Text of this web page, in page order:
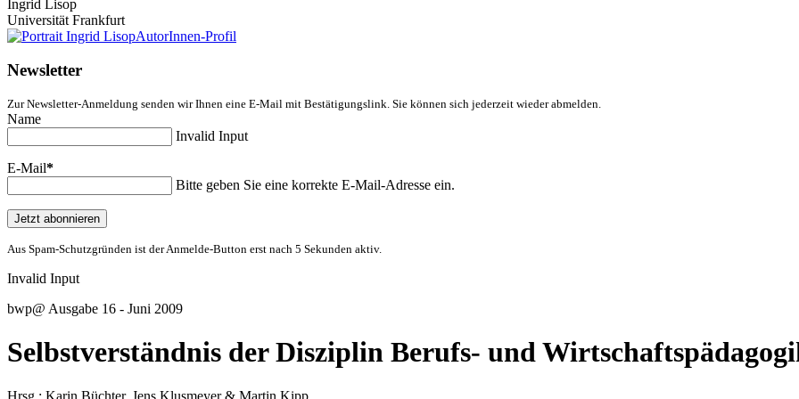
Ingrid Lisop
Universität Frankfurt
AutorInnen-Profil
Newsletter
Zur Newsletter-Anmeldung senden wir Ihnen eine E-Mail mit Bestätigungslink. Sie können sich jederzeit wieder abmelden.
Name
Invalid Input
E-Mail*
Bitte geben Sie eine korrekte E-Mail-Adresse ein.
Jetzt abonnieren
Aus Spam-Schutzgründen ist der Anmelde-Button erst nach 5 Sekunden aktiv.
Invalid Input
bwp@ Ausgabe 16 - Juni 2009
Selbstverständnis der Disziplin Berufs- und
Hrsg.: Karin Büchter, Jens Klusmeyer& Martin Kipp